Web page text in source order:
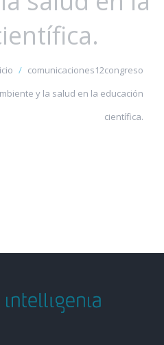
comunicaciones12congreso
y la salud en la educación
científica.